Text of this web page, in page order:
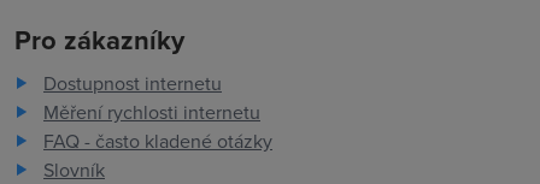
Pro zákazníky
Dostupnost internetu
Měření rychlosti internetu
FAQ - často kladené otázky
Slovník